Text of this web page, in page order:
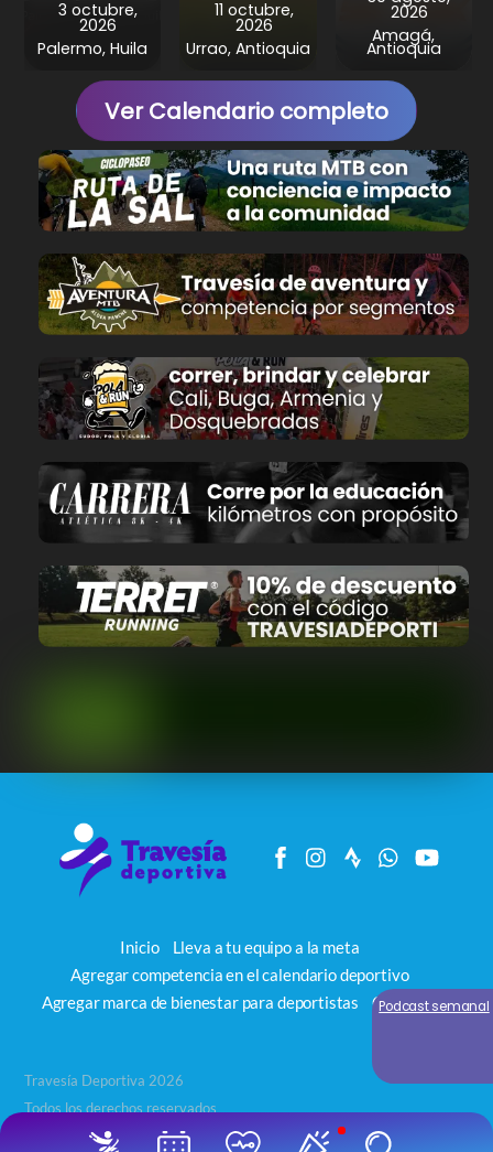
3 octubre,
2026
Palermo, Huila
11 octubre,
2026
Urrao, Antioquia
2026
Amagá,
Antioquia
Ver Calendario completo
Inicio
Lleva a tu equipo a la meta
Agregar competencia en el calendario deportivo
Agregar marca de bienestar para deportistas
Contacto
Travesía Deportiva 2026
Todos los derechos reservados
Podcast semanal